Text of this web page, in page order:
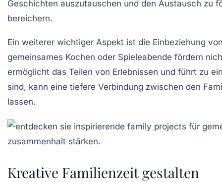
Geschichten auszutauschen und den Austausch zu
bereichern.
Ein weiterer wichtiger Aspekt ist die Einbeziehung
gemeinsames Kochen oder Spieleabende fördern
ermöglicht das Teilen von Erlebnissen und führt zu
sind, kann eine tiefere Verbindung zwischen den
lassen.
Kreative Familienzeit gestalten